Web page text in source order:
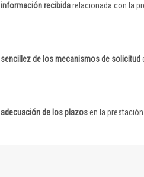
información recibidarelacionada con la
sencillez de los mecanismos de solicitud
adecuación de los plazosen la prestación